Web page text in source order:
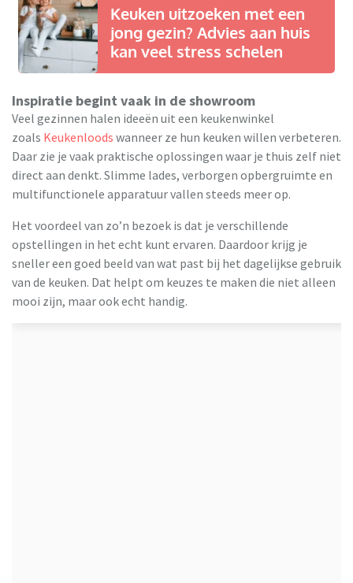
Keuken uitzoeken met een
jong gezin? Advies aan huis
kan veel stress schelen
Inspiratie begint vaak in de showroom
Veel gezinnen halen ideeën uit een keukenwinkel
zoals Keukenloods wanneer ze hun keuken willen verbeteren.
Daar zie je vaak praktische oplossingen waar je thuis zelf niet
direct aan denkt. Slimme lades, verborgen opbergruimte en
multifunctionele apparatuur vallen steeds meer op.
Het voordeel van zo’n bezoek is dat je verschillende
opstellingen in het echt kunt ervaren. Daardoor krijg je
sneller een goed beeld van wat past bij het dagelijkse gebruik
van de keuken. Dat helpt om keuzes te maken die niet alleen
mooi zijn, maar ook echt handig.